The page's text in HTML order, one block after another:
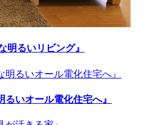
るいリビング』
いオール電化住宅へ』